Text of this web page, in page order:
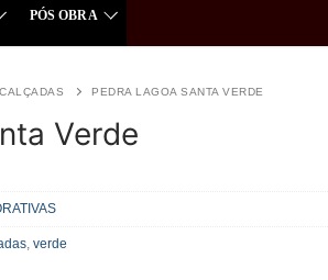
PÓS OBRA
CALÇADAS PEDRA LAGOA SANTA VERDE
Verde
, verde